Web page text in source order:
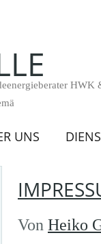
UNS
Von Heiko